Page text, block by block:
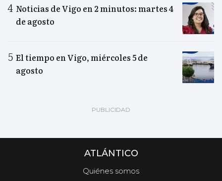
Noticias de Vigo en 2 minutos: martes 4
de agosto
El tiempo en Vigo, miércoles 5 de
agosto
ATLÁNTICO
Quiénes somos